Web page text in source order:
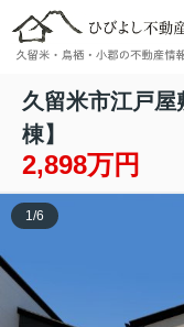
久留米市江戸
棟】
2,898万円
1/6